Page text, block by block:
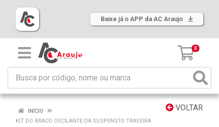
Baixe já o APP da AC Araujo
0
VOLTAR
INÍCIO
KIT DO BRACO OSCILANTE DA SUSPENS?O TRASEIRA :